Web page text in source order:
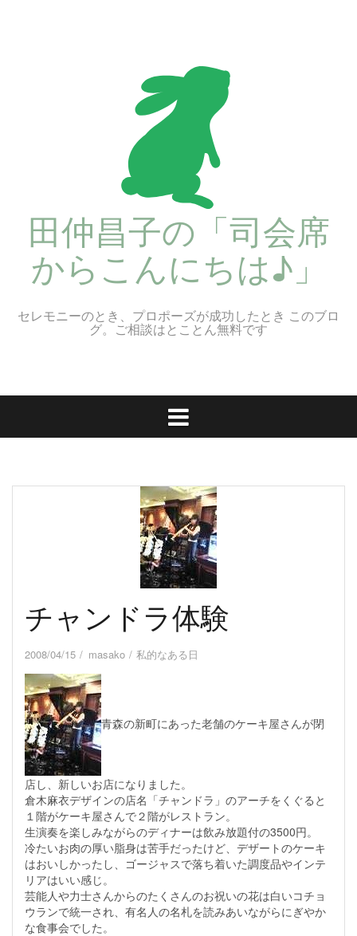
田仲昌子の「司会席
からこんにちは♪」
セレモニーのとき、プロポーズが成功したとき このブロ
グ。ご相談はとことん無料です
チャンドラ体験
2008/04/15 masako 私的なある日
青森の新町にあった老舗のケーキ屋さんが閉
店し、新しいお店になりました。
倉木麻衣デザインの店名「チャンドラ」のアーチをくぐると
１階がケーキ屋さんで２階がレストラン。
生演奏を楽しみながらのディナーは飲み放題付の3500円。
冷たいお肉の厚い脂身は苦手だったけど、デザートのケーキ
はおいしかったし、ゴージャスで落ち着いた調度品やインテ
リアはいい感じ。
芸能人や力士さんからのたくさんのお祝いの花は白いコチョ
ウランで統一され、有名人の名札を読みあいながらにぎやか
な食事会でした。